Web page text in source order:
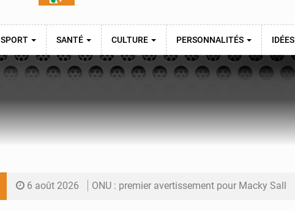
SPORT SANTÉ CULTURE PERSONNALITÉS IDÉES
6 août 2026 ONU : premier avertissement pour Macky Sall